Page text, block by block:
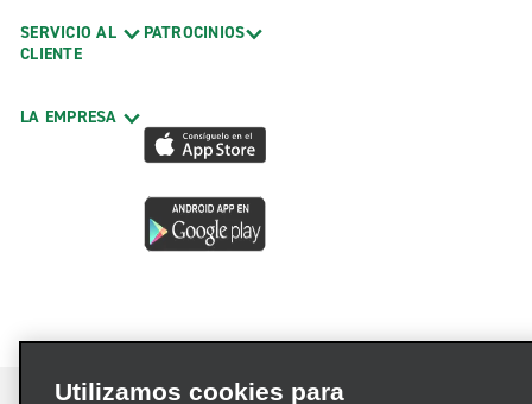
SERVICIO AL
CLIENTE
LA EMPRESA
PATROCINIOS
Utilizamos cookies para